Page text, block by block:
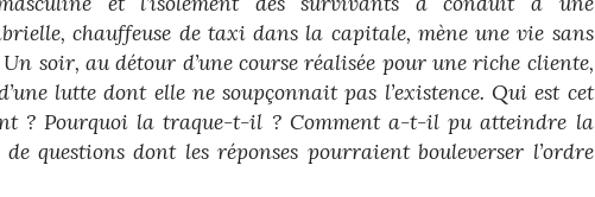
chauffeuse de taxi dans la capitale, mène une vie sans
soir, au détour d’une course réalisée pour une riche cliente,
lutte dont elle ne soupçonnait pas l’existence. Qui est cet
? Pourquoi la traque-t-il ? Comment a-t-il pu atteindre la
questions dont les réponses pourraient bouleverser l’ordre